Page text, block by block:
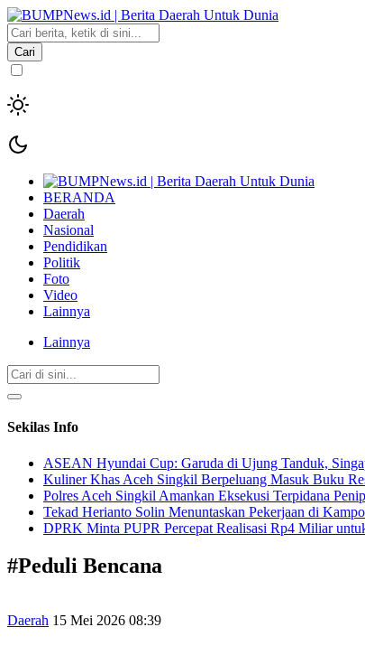
Cari
BERANDA
Daerah
Nasional
Pendidikan
Politik
Foto
Video
Lainnya
Lainnya
Sekilas Info
ASEAN Hyundai Cup: Garuda di Ujung Tanduk,
Kuliner Khas Aceh Singkil Berpeluang Masuk Buku
Polres Aceh Singkil Amankan Eksekusi Terpidana
Tekad Herianto Solin Menuntaskan Pekerjaan di
DPRK Minta PUPR Percepat Realisasi Rp4 Miliar
#Peduli Bencana
Daerah 15 Mei 2026 08:39